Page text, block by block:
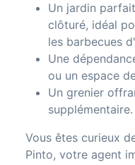
Un jardin
clôturé, idéal
les barbecues
Une
ou un espace
Un grenier
supplémentaire.
Vous êtes curieux
Pinto, votre agent